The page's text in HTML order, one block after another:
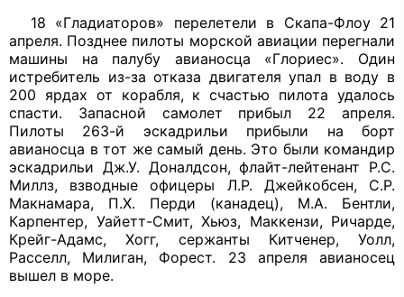
18 «Гладиаторов» перелетели в Скапа-Флоу 21
апреля. Позднее пилоты мор­ской авиации перегнали
машины на па­лубу авианосца «Глориес». Один
истре­битель из-за отказа двигателя упал в воду в
200 ярдах от корабля, к счастью пилота удалось
спасти. Запасной самолет при­был 22 апреля.
Пилоты 263-й эскадрильи прибыли на борт
авианосца в тот же са­мый день. Это были командир
эскадри­льи Дж.У. Доналдсон, флайт-лейтенант Р.С.
Миллз, взводные офицеры Л.Р. Джейкобсен, С.Р.
Макнамара, П.Х. Перди (канадец), М.А. Бентли,
Карпентер, Уайетт-Смит, Хьюз, Маккензи, Ричарде,
Крейг-Адамс, Хогг, сержанты Китченер, Уолл,
Расселл, Милиган, Форест. 23 ап­реля авианосец
вышел в море.